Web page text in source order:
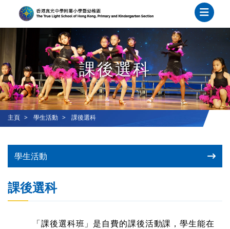
課後選科
主頁 學生活動 課後選科
學生活動
課後選科
「課後選科班」是自費的課後活動課，學生能在